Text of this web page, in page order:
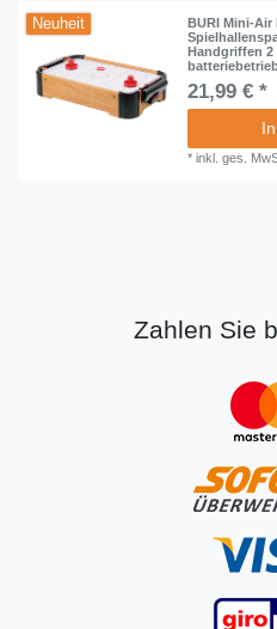
Neuheit
BURI Mini-
Handgriffen
21,99 € *
*inkl. ges.
Zahlen Sie